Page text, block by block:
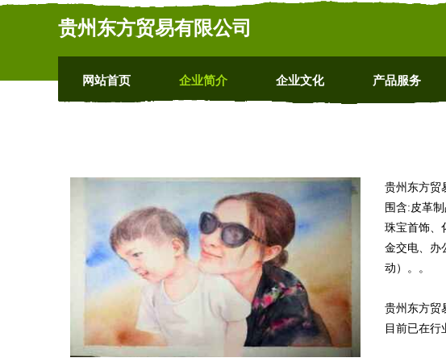
贵州东方贸易有限公司
网站首页 企业简介 企业文化 产品服务
贵州东方贸
围含:皮革
珠宝首饰、
金交电、办
动）。。
贵州东方贸
目前已在行